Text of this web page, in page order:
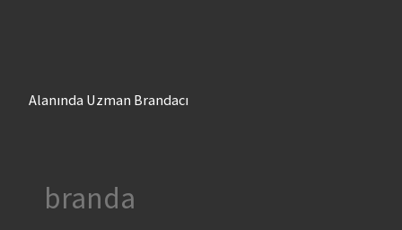
Alanında Uzman Brandacı
branda